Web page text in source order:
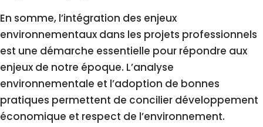
En somme, l’intégration des enjeux
environnementaux dans les projets professionnels
est une démarche essentielle pour répondre aux
enjeux de notre époque. L’analyse
environnementale et l’adoption de bonnes
pratiques permettent de concilier développement
économique et respect de l’environnement.